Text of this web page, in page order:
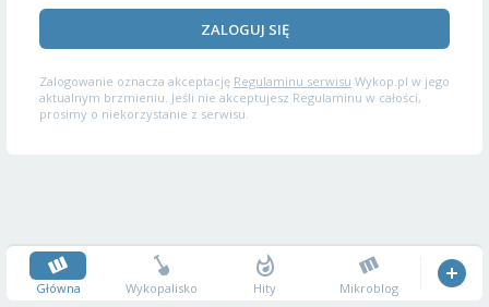
ZALOGUJ SIĘ
Zalogowanie oznacza akceptację Regulaminu serwisu Wykop.pl w jego
aktualnym brzmieniu. Jeśli nie akceptujesz Regulaminu w całości,
prosimy o niekorzystanie z serwisu.
Główna Wykopalisko Hity Mikroblog